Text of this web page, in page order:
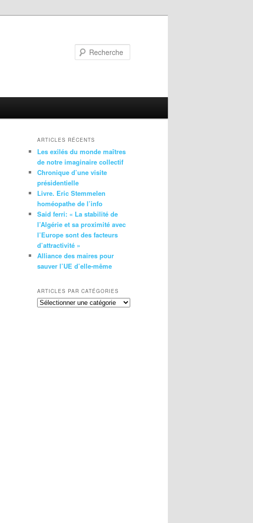
ARTICLES RÉCENTS
Les exilés du monde maîtres
de notre imaginaire collectif
Chronique d’une visite
présidentielle
Livre. Eric Stemmelen
homéopathe de l’info
Said ferri: « La stabilité de
l’Algérie et sa proximité avec
l’Europe sont des facteurs
d’attractivité »
Alliance des maires pour
sauver l’UE d’elle-même
ARTICLES PAR CATÉGORIES
Articles